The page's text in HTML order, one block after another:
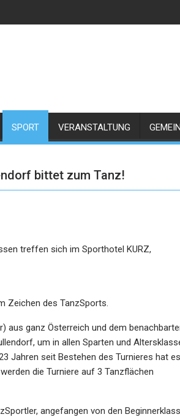
SPORT VERANSTALTUNG
bittet zum Tanz!
treffen sich im Sporthotel KURZ,
Zeichen des TanzSports.
aus ganz Österreich und dem
, um in allen Sparten und
Jahren seit Bestehen des Turnieres hat es
die Turniere auf 3 Tanzflächen
angefangen von den